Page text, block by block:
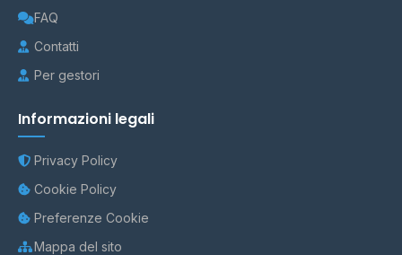
FAQ
Contatti
Per gestori
Informazioni legali
Privacy Policy
Cookie Policy
Preferenze Cookie
Mappa del sito